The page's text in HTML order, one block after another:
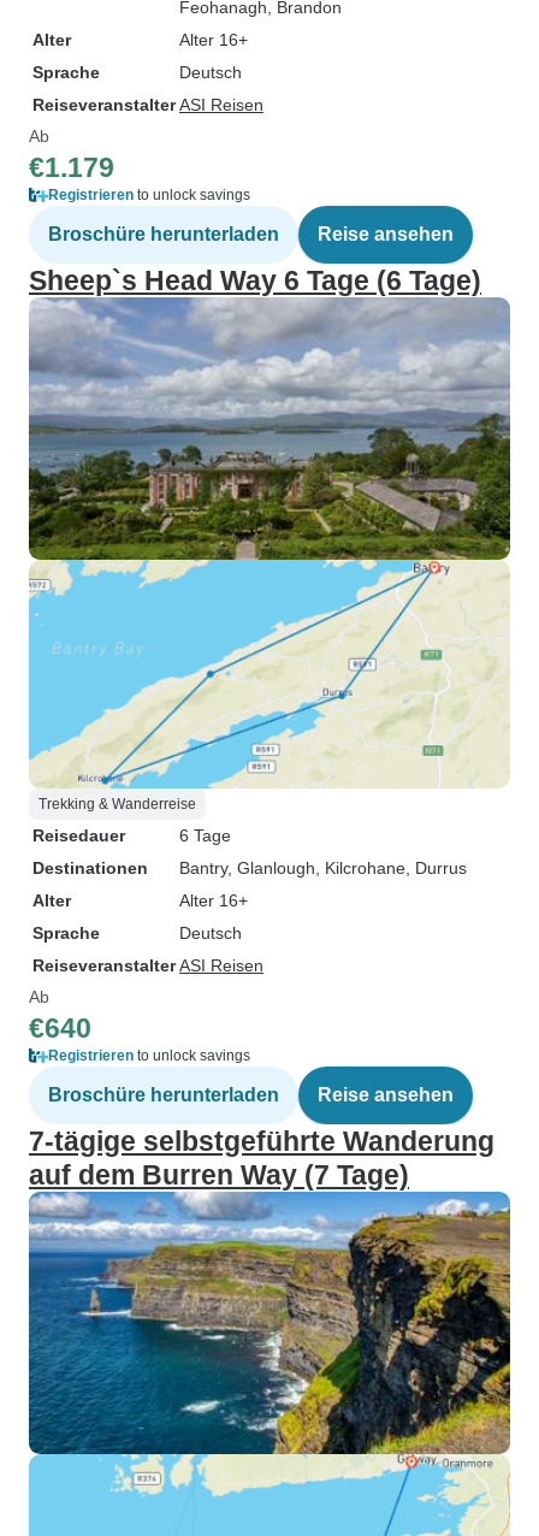
Feohanagh , Brandon
Alter
Alter 16+
Sprache
Deutsch
ReiseveranstalterASI Reisen
Ab
€1.179
Registrieren to unlock savings
Broschüre herunterladen Reise ansehen
Sheep`s Head Way 6 Tage (6 Tage)
Trekking & Wanderreise
Reisedauer
6 Tage
Destinationen
Bantry, Glanlough , Kilcrohane , Durrus
Alter
Alter 16+
Sprache
Deutsch
ReiseveranstalterASI Reisen
Ab
€640
Registrieren to unlock savings
Broschüre herunterladen Reise ansehen
7-tägige selbstgeführte Wanderung
auf dem Burren Way (7 Tage)